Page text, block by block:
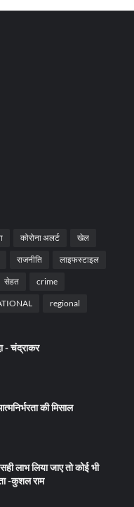
कोरोना अलर्ट खेल
राजनीति लाइफस्टाइल
सेहत crime
regional
- चंद्राकर
की मिसाल
लाभ लिया जाए तो कोई भी
-कुशल राम